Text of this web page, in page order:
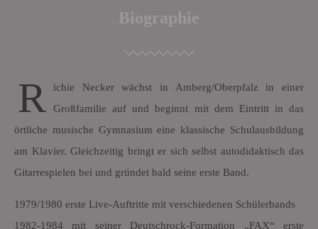
Biographie
R
ichie Necker wächst in Amberg/Oberpfalz in einer
Großfamilie auf und beginnt mit dem Eintritt in das
örtliche musische Gymnasium eine klassische Schulausbildung
am Klavier. Gleichzeitig bringt er sich selbst autodidaktisch das
Gitarrespielen bei und gründet bald seine erste Band.
1979/1980 erste Live-Auftritte mit verschiedenen Schülerbands
1982-1984 mit seiner Deutschrock-Formation „FAX“ erste